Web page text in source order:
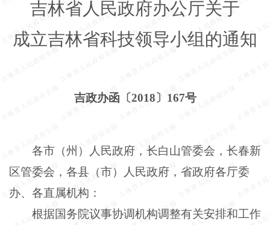
吉林省人民政府办公厅关于
成立吉林省科技领导小组的通知
吉政办函〔2018〕167号
各市（州）人民政府，长白山管委会，长春新
区管委会，各县（市）人民政府，省政府各厅委
办、各直属机构：
根据国务院议事协调机构调整有关安排和工作